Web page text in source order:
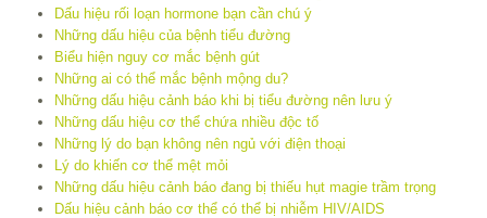
Dấu hiệu rối loạn hormone bạn cần chú ý
Những dấu hiệu của bệnh tiểu đường
Biểu hiện nguy cơ mắc bệnh gút
Những ai có thể mắc bệnh mộng du?
Những dấu hiệu cảnh báo khi bị tiểu đường nên lưu ý
Những dấu hiệu cơ thể chứa nhiều độc tố
Những lý do bạn không nên ngủ với điện thoại
Lý do khiến cơ thể mệt mỏi
Những dấu hiệu cảnh báo đang bị thiếu hụt magie trầm trọng
Dấu hiệu cảnh báo cơ thể có thể bị nhiễm HIV/AIDS